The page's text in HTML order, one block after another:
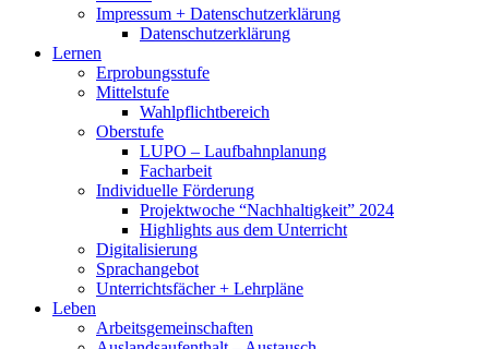
Impressum + Datenschutzerklärung
Datenschutzerklärung
Lernen
Erprobungsstufe
Mittelstufe
Wahlpflichtbereich
Oberstufe
LUPO – Laufbahnplanung
Facharbeit
Individuelle Förderung
Projektwoche “Nachhaltigkeit” 2024
Highlights aus dem Unterricht
Digitalisierung
Sprachangebot
Unterrichtsfächer + Lehrpläne
Leben
Arbeitsgemeinschaften